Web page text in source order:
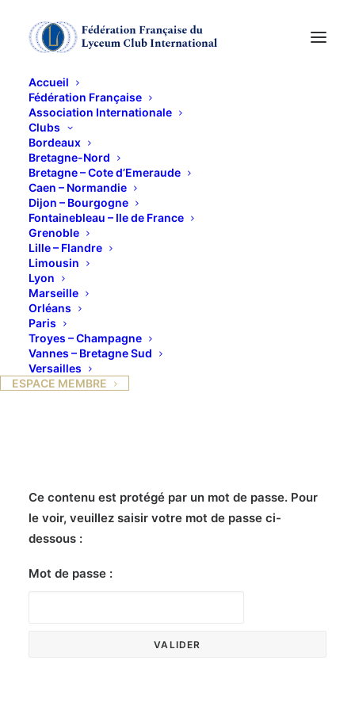
Accueil
Fédération Française
Association Internationale
Clubs
Bordeaux
Bretagne-Nord
Bretagne – Cote d’Emeraude
Caen – Normandie
Dijon – Bourgogne
Fontainebleau – Ile de France
Grenoble
Lille – Flandre
Limousin
Lyon
Marseille
Orléans
Paris
Troyes – Champagne
Vannes – Bretagne Sud
Versailles
ESPACE MEMBRE
INITIATION A
L'INTELLIGENCE
ARTIFICIELLE :
Comment elle
transforme notre
société par Eva
Curtheley
Ce contenu est protégé par un mot de passe. Pour
le voir, veuillez saisir votre mot de passe ci-
dessous :
Mot de passe :